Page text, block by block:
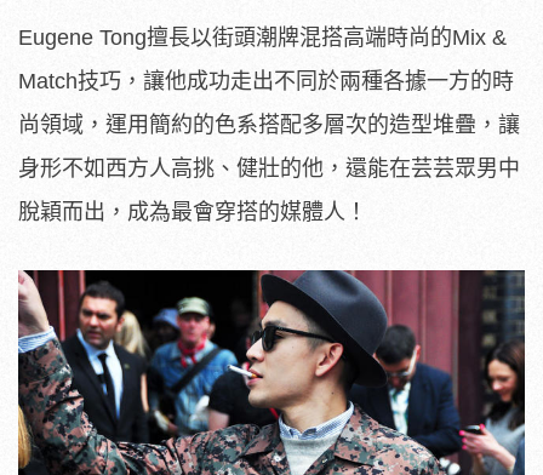
Eugene Tong擅長以街頭潮牌混搭高端時尚的Mix &
Match技巧，讓他成功走出不同於兩種各據一方的時
尚領域，運用簡約的色系搭配多層次的造型堆疊，讓
身形不如西方人高挑、健壯的他，還能在芸芸眾男中
脫穎而出，成為最會穿搭的媒體人！